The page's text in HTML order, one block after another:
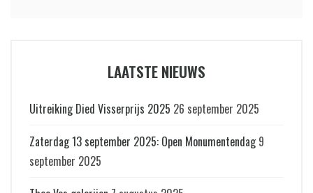
LAATSTE NIEUWS
Uitreiking Died Visserprijs 2025 26 september 2025
Zaterdag 13 september 2025: Open Monumentendag 9
september 2025